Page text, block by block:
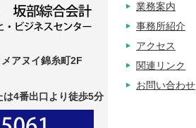
メアヌイ錦糸町2F
4番出口より徒歩5分
業務案内
事務所紹介
アクセス
関連リンク
お問い合わせ